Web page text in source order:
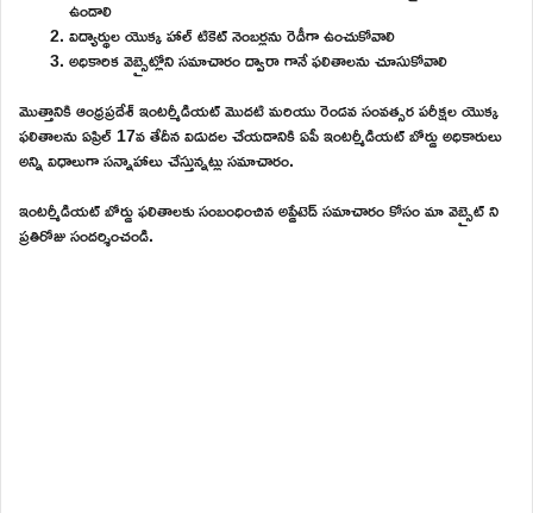
ఉండాలి
విద్యార్థుల యొక్క హాల్ టికెట్ నెంబర్లను రెడీగా ఉంచుకోవాలి
అధికారిక వెబ్సైట్లోని సమాచారం ద్వారా గానే ఫలితాలను చూసుకోవాలి
మొత్తానికి ఆంధ్రప్రదేశ్ ఇంటర్మీడియట్ మొదటి మరియు రెండవ సంవత్సర పరీక్షల యొక్క
ఫలితాలను ఏప్రిల్ 17వ తేదీన విడుదల చేయడానికి ఏపీ ఇంటర్మీడియట్ బోర్డు అధికారులు
అన్ని విధాలుగా సన్నాహాలు చేస్తున్నట్లు సమాచారం.
ఇంటర్మీడియట్ బోర్డు ఫలితాలకు సంబంధించిన అప్డేటెడ్ సమాచారం కోసం మా వెబ్సైట్ ని
ప్రతిరోజు సందర్శించండి.